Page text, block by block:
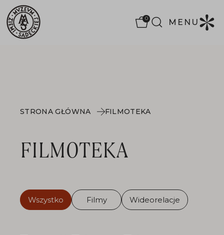
0 MENU
STRONA GŁÓWNA FILMOTEKA
FILMOTEKA
Wszystko Filmy Wideorelacje